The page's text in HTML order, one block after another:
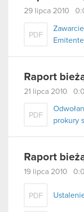
29 lipca 2010
PDF
Raport
21 lipca 2010
PDF
prokury
Raport
19 lipca 2010
PDF